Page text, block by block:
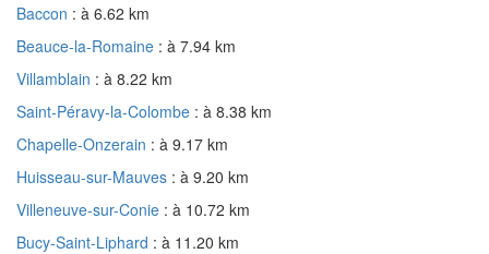
Baccon : à 6.62 km
Beauce-la-Romaine : à 7.94 km
Villamblain : à 8.22 km
Saint-Péravy-la-Colombe : à 8.38 km
Chapelle-Onzerain : à 9.17 km
Huisseau-sur-Mauves : à 9.20 km
Villeneuve-sur-Conie : à 10.72 km
Bucy-Saint-Liphard : à 11.20 km